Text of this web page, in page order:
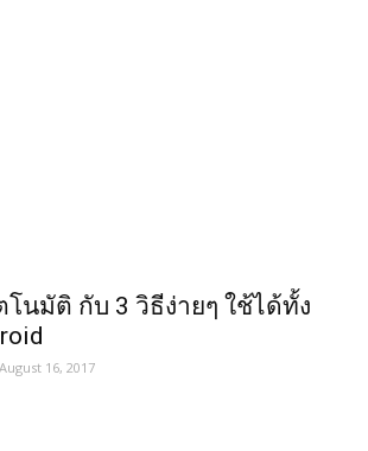
นมัติ กับ 3 วิธีง่ายๆ ใช้ได้ทั้ง
August 16, 2017